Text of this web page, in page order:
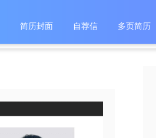
简历封面 自荐信 多页简历